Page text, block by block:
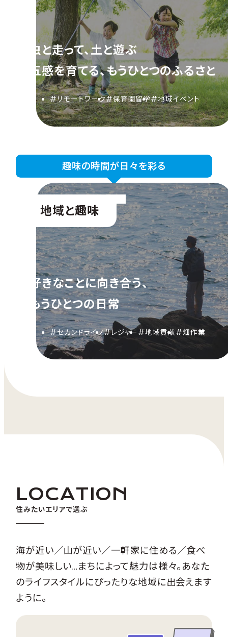
虫と走って、土と遊ぶ
五感を育てる、もうひとつのふるさと
#リモートワーク#保育園留学#地域イベント
趣味の時間が日々を彩る
地域と趣味
好きなことに向き合う、
もうひとつの日常
#セカンドライフ#レジャー #地域貢献#畑作業
LOCATION
住みたいエリアで選ぶ
海が近い／山が近い／一軒家に住める／食べ
物が美味しい…まちによって魅力は様々。あなた
のライフスタイルにぴったりな地域に出会えます
ように。